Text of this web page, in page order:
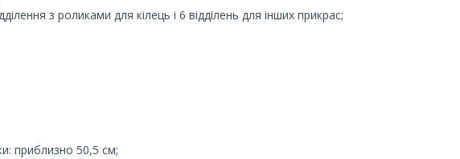
з роликами для кілець і 6 відділень для інших прикрас;
приблизно 50,5 см;